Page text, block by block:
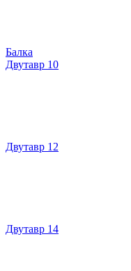
Балка
Двутавр 10
Двутавр 12
Двутавр 14